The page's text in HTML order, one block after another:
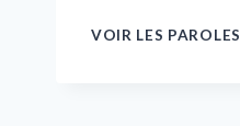
VOIR LES PAROLES